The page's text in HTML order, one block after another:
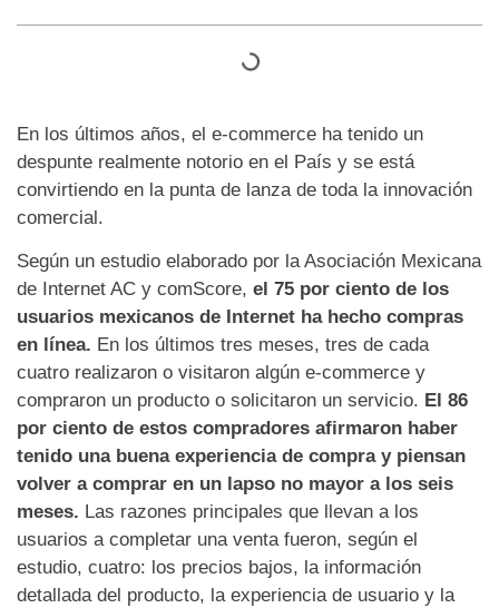
En los últimos años, el e-commerce ha tenido un
despunte realmente notorio en el País y se está
convirtiendo en la punta de lanza de toda la innovación
comercial.
Según un estudio elaborado por la Asociación Mexicana
de Internet AC y comScore, el 75 por ciento de los
usuarios mexicanos de Internet ha hecho compras
en línea. En los últimos tres meses, tres de cada
cuatro realizaron o visitaron algún e-commerce y
compraron un producto o solicitaron un servicio. El 86
por ciento de estos compradores afirmaron haber
tenido una buena experiencia de compra y piensan
volver a comprar en un lapso no mayor a los seis
meses. Las razones principales que llevan a los
usuarios a completar una venta fueron, según el
estudio, cuatro: los precios bajos, la información
detallada del producto, la experiencia de usuario y la